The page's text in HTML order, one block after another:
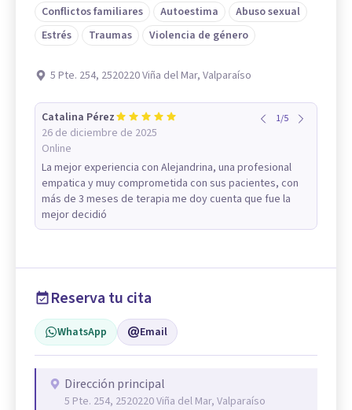
Conflictos familiares
Autoestima
Abuso sexual
Estrés
Traumas Violencia de género
5 Pte. 254, 2520220 Viña del Mar, Valparaíso
Catalina Pérez
26 de diciembre de 2025
Online
1/5
La mejor experiencia con Alejandrina, una profesional
empatica y muy comprometida con sus pacientes, con
más de 3 meses de terapia me doy cuenta que fue la
mejor decidió
Reserva tu cita
WhatsApp Email
Dirección principal
5 Pte. 254, 2520220 Viña del Mar, Valparaíso